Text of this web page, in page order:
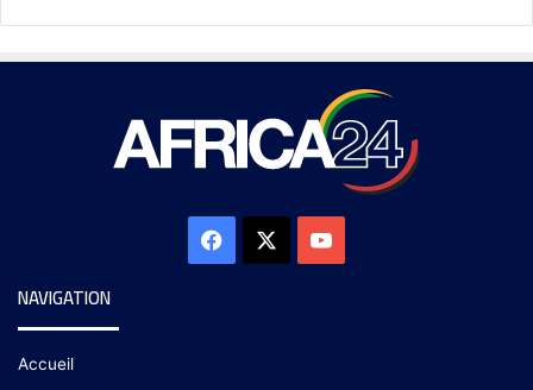
NAVIGATION
Accueil